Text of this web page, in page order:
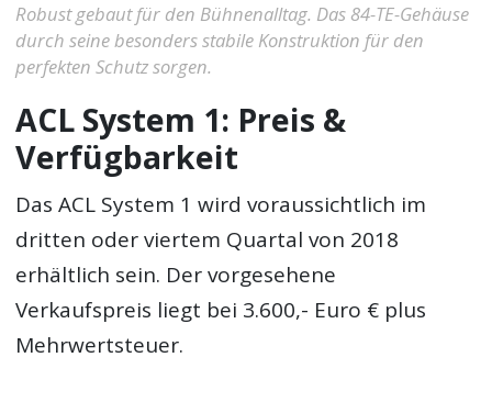
Robust gebaut für den Bühnenalltag. Das 84-TE-Gehäuse
durch seine besonders stabile Konstruktion für den
perfekten Schutz sorgen.
ACL System 1: Preis &
Verfügbarkeit
Das ACL System 1 wird voraussichtlich im
dritten oder viertem Quartal von 2018
erhältlich sein. Der vorgesehene
Verkaufspreis liegt bei 3.600,- Euro € plus
Mehrwertsteuer.